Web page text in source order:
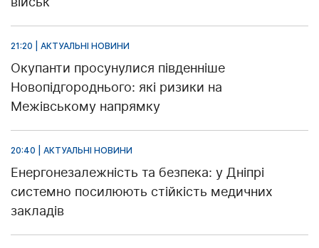
21:20 | АКТУАЛЬНІ НОВИНИ
Окупанти просунулися південніше
Новопідгороднього: які ризики на
Межівському напрямку
20:40 | АКТУАЛЬНІ НОВИНИ
Енергонезалежність та безпека: у Дніпрі
системно посилюють стійкість медичних
закладів